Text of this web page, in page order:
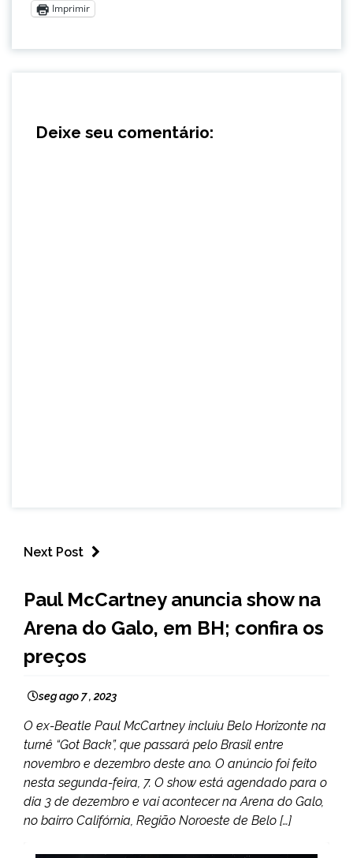
Imprimir
Deixe seu comentário:
Next Post
Paul McCartney anuncia show na
Arena do Galo, em BH; confira os
preços
seg ago 7 , 2023
O ex-Beatle Paul McCartney incluiu Belo Horizonte na
turnê “Got Back”, que passará pelo Brasil entre
novembro e dezembro deste ano. O anúncio foi feito
nesta segunda-feira, 7. O show está agendado para o
dia 3 de dezembro e vai acontecer na Arena do Galo,
no bairro Califórnia, Região Noroeste de Belo […]